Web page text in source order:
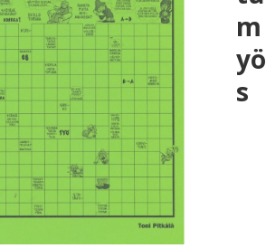
m
yö
s